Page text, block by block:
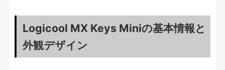
Logicool MX Keys Miniの基本情報と
外観デザイン